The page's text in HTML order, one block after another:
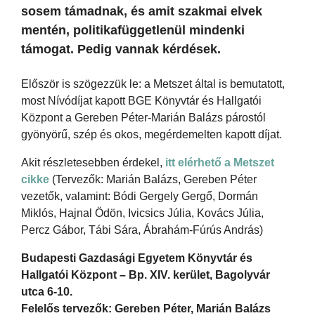
sosem támadnak, és amit szakmai elvek
mentén, politikafüggetlenül mindenki
támogat. Pedig vannak kérdések.
Először is szögezzük le: a Metszet által is bemutatott,
most Nívódíjat kapott BGE Könyvtár és Hallgatói
Központ a Gereben Péter-Marián Balázs párostól
gyönyörű, szép és okos, megérdemelten kapott díjat.
Akit részletesebben érdekel, itt elérhető a Metszet
cikke (Tervezők: Marián Balázs, Gereben Péter
vezetők, valamint: Bódi Gergely Gergő, Dormán
Miklós, Hajnal Ödön, Ivicsics Júlia, Kovács Júlia,
Percz Gábor, Tábi Sára, Ábrahám-Fúrús András)
Budapesti Gazdasági Egyetem Könyvtár és
Hallgatói Központ – Bp. XIV. kerület, Bagolyvár
utca 6-10.
Felelős tervezők: Gereben Péter, Marián Balázs